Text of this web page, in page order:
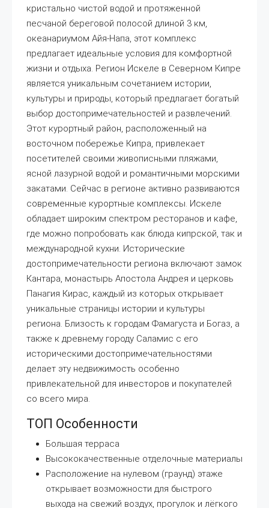
кристально чистой водой и протяженной
песчаной береговой полосой длиной 3 км,
океанариумом Айя-Напа, этот комплекс
предлагает идеальные условия для комфортной
жизни и отдыха. Регион Искеле в Северном Кипре
является уникальным сочетанием истории,
культуры и природы, который предлагает богатый
выбор достопримечательностей и развлечений.
Этот курортный район, расположенный на
восточном побережье Кипра, привлекает
посетителей своими живописными пляжами,
ясной лазурной водой и романтичными морскими
закатами. Сейчас в регионе активно развиваются
современные курортные комплексы. Искеле
обладает широким спектром ресторанов и кафе,
где можно попробовать как блюда кипрской, так и
международной кухни. Исторические
достопримечательности региона включают замок
Кантара, монастырь Апостола Андрея и церковь
Панагия Кирас, каждый из которых открывает
уникальные страницы истории и культуры
региона. Близость к городам Фамагуста и Богаз, а
также к древнему городу Саламис с его
историческими достопримечательностями
делает эту недвижимость особенно
привлекательной для инвесторов и покупателей
со всего мира.
ТОП Особенности
Большая терраса
Высококачественные отделочные материалы
Расположение на нулевом (граунд) этаже
открывает возможности для быстрого
выхода на свежий воздух, прогулок и лёгкого